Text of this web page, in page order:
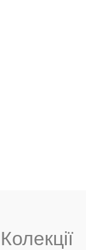
Колекції